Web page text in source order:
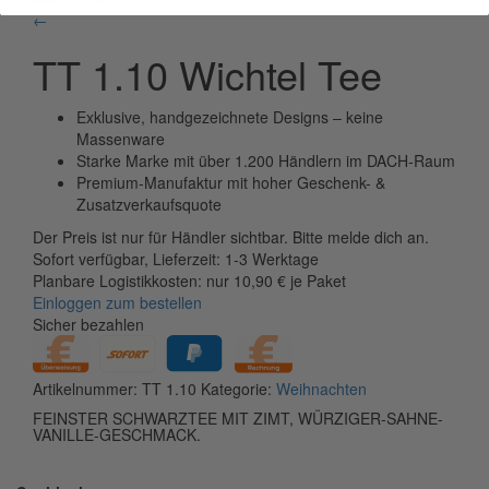
←
TT 1.10 Wichtel Tee
Exklusive, handgezeichnete Designs – keine
Massenware
Starke Marke mit über 1.200 Händlern im DACH-Raum
Premium-Manufaktur mit hoher Geschenk- &
Zusatzverkaufsquote
Der Preis ist nur für Händler sichtbar. Bitte melde dich an.
Sofort verfügbar, Lieferzeit: 1-3 Werktage
Planbare Logistikkosten: nur 10,90 € je Paket
Einloggen zum bestellen
Sicher bezahlen
Artikelnummer: TT 1.10 Kategorie: Weihnachten
FEINSTER SCHWARZTEE MIT ZIMT, WÜRZIGER-SAHNE-
VANILLE-GESCHMACK.